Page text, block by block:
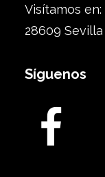
Visítamos en:
28609
Síguenos